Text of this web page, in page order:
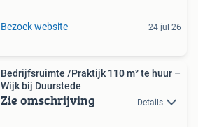
Bezoek website 24 jul 26
Bedrijfsruimte /Praktijk 110 m² te huur –
Wijk bij Duurstede
Zie omschrijving Details